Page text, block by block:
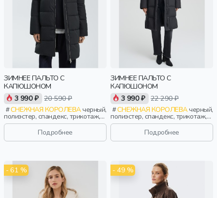
ЗИМНЕЕ ПАЛЬТО С
КАПЮШОНОМ
3 990 ₽ 20 590 ₽
СНЕЖНАЯ КОРОЛЕВАчерный,
полиэстер, спандекс, трикотаж,
зима, осень, россия, прямые,
капюшон, застежка, утепленные,
стеганые, прорези, карман,
воротник, воротник-стойка,
Подробнее
ЗИМНЕЕ ПАЛЬТО С
КАПЮШОНОМ
3 990 ₽ 22 290 ₽
СНЕЖНАЯ КОРОЛЕВАчерный,
полиэстер, спандекс, трикотаж,
зима, осень, россия, прямые,
капюшон, застежка, утепленные,
стеганые, кнопки, клапан, карман,
воротник, воротник-стойка,
Подробнее
- 61 % - 49 %